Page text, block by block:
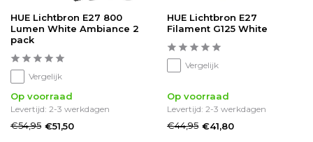
HUE Lichtbron E27 800
Lumen White Ambiance 2
pack
Vergelijk
Op voorraad
Levertijd: 2-3 werkdagen
€54,95 €51,50
HUE Lichtbron E27
Filament G125 White
Vergelijk
Op voorraad
Levertijd: 2-3 werkdagen
€44,95 €41,80